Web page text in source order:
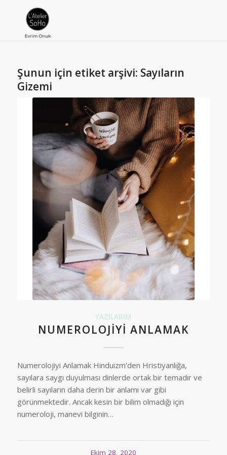
Şunun için etiket arşivi: Sayıların
Gizemi
YAZILARIM
NUMEROLOJIYI ANLAMAK
Numerolojiyi Anlamak Hinduizm'den Hristiyanlığa,
sayılara saygı duyulması dinlerde ortak bir temadır ve
belirli sayıların daha derin bir anlamı var gibi
görünmektedir. Ancak kesin bir bilim olmadığı için
numeroloji, manevi bilginin…
Ekim 28, 2020